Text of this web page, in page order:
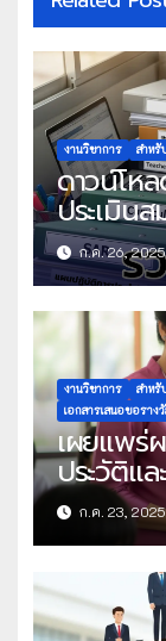
งานวิชาการ สำหรั
ดาวน์โห
ประเมิน
ก.ค. 26, 2025
งานวิชาการ สำหรั
เอกสารเสนอขอราง
เผยแพร่
ประวัติแ
โครงกา
ครั้งที่ 22
ก.ค. 23,